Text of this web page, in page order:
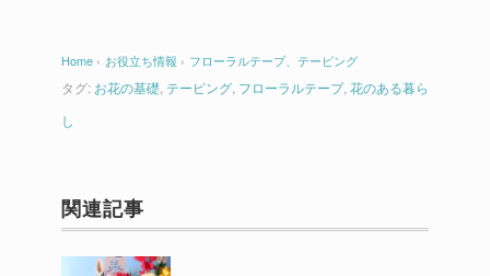
Home › お役立ち情報 › フローラルテープ、テーピング
タグ: お花の基礎 テーピング フローラルテープ, 花のある暮ら
し
関連記事